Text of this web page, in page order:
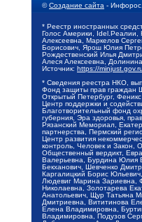
©Создание сайта -
* Реестр иностранных
Голос Америки, Idel.Реалии,
Алексеевна, Маркелов
Борисович, Ярош Юлия
Рождественский Илья
Алеся Алексеевна,
Источник: https://
* Сведения реестра НКО,
Фонд защиты прав граждан
Открытый Петербург,
Центр поддержки и
Благотворительный фонд
губерния, Эра здоровья,
Рязанский Мемориал,
партнерства, Пермский
Центр развития
контроль, Человек и Закон,
Общественный вердикт,
Валерьевна, Бурдина Юлия
Бекханович, Шевченко
Каргалицкий Борис
Людевиг Марина Зариевна,
Николаевна, Золотарева
Анатольевич, Щур Татьяна
Дмитриевна, Вититинова
Елена Владимировна,
Владимировна, Подузов